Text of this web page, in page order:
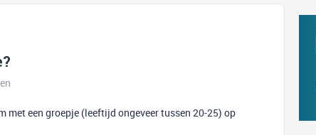
een groepje (leeftijd ongeveer tussen 20-25) op